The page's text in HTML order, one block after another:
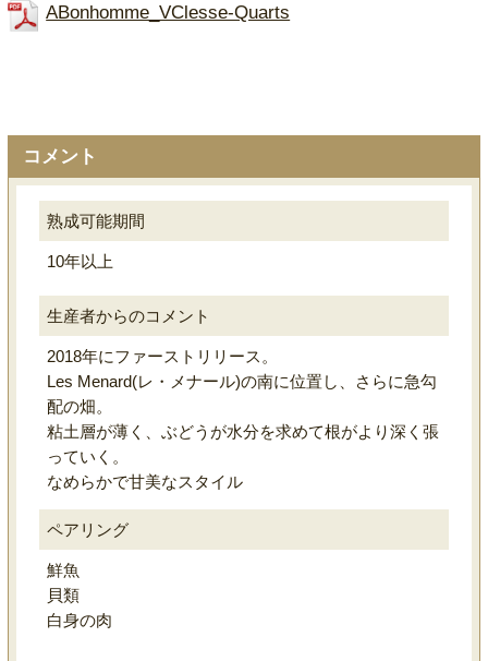
ABonhomme_VClesse-Quarts
コメント
熟成可能期間
10年以上
生産者からのコメント
2018年にファーストリリース。
Les Menard(レ・メナール)の南に位置し、さらに急勾
配の畑。
粘土層が薄く、ぶどうが水分を求めて根がより深く張
っていく。
なめらかで甘美なスタイル
ペアリング
鮮魚
貝類
白身の肉